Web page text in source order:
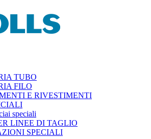
TUBO
FILO
E RIVESTIMENTI
speciali
LINEE DI TAGLIO
SPECIALI